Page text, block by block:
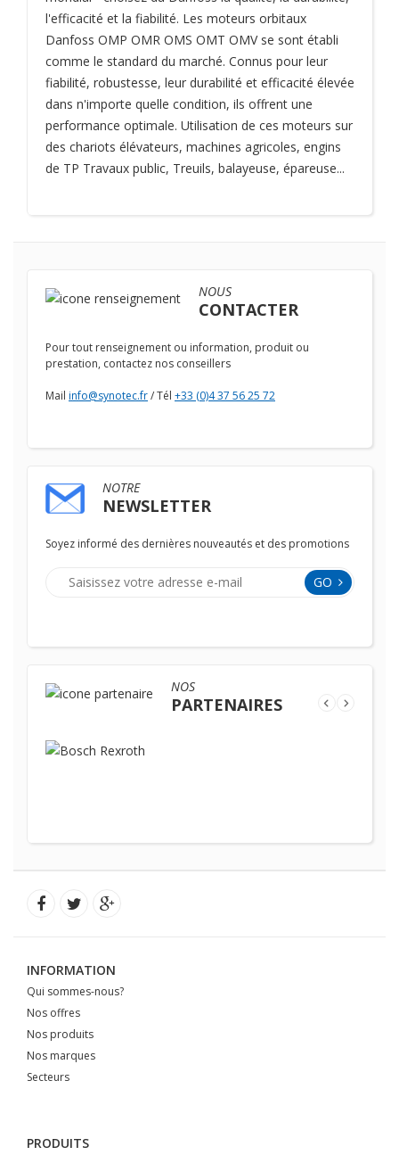
l'efficacité et la fiabilité. Les moteurs orbitaux
Danfoss OMP OMR OMS OMT OMV se sont établi
comme le standard du marché. Connus pour leur
fiabilité, robustesse, leur durabilité et efficacité élevée
dans n'importe quelle condition, ils offrent une
performance optimale. Utilisation de ces moteurs sur
des chariots élévateurs, machines agricoles, engins
de TP Travaux public, Treuils, balayeuse, épareuse...
NOUS
CONTACTER
Pour tout renseignement ou information, produit ou
prestation, contactez nos conseillers
Mail info@synotec.fr/ Tél +33 (0)4 37 56 25 72
NOTRE
NEWSLETTER
Soyez informé des dernières nouveautés et des promotions
GO
NOS
PARTENAIRES
INFORMATION
Qui sommes-nous?
Nos offres
Nos produits
Nos marques
Secteurs
PRODUITS